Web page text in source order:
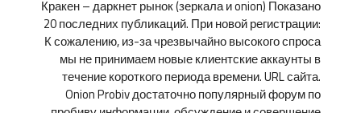
Кракен – даркнет рынок (зеркала и onion) Показано
20 последних публикаций. При новой регистрации:
К сожалению, из-за чрезвычайно высокого спроса
мы не принимаем новые клиентские аккаунты в
течение короткого периода времени. URL сайта.
Onion Probiv достаточно популярный форум по